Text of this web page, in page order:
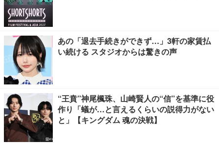
あの「退去手続きができず…」3軒の家賃払
い続ける スタジオからは驚きの声
“王賁”神尾楓珠、山崎賢人の“信”を基準に役
作り「蟻が…と言えるくらいの説得力がない
と」【キングダム 魂の決戦】